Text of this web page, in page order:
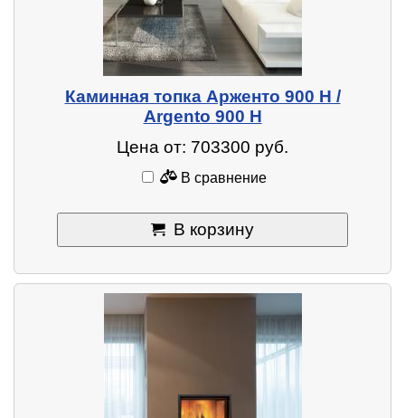
Каминная топка Арженто 900 H /
Argento 900 H
Цена от: 703300 руб.
В сравнение
В корзину